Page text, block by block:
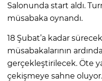
Salonunda start aldı.
müsabaka oynandı.
18 Şubat’a kadar
müsabakalarının
gerçekleştirilecek. Öte
çekişmeye sahne